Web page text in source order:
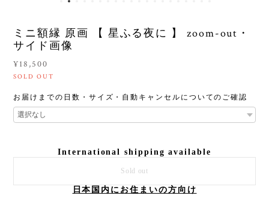
ミニ額縁 原画 【 星ふる夜に 】 zoom-out・
サイド画像
¥18,500
SOLD OUT
お届けまでの日数・サイズ・自動キャンセルについてのご確認
International shipping available
Sold out
日本国内にお住まいの方向け